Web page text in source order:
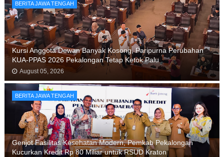
BERITA JAWA TENGAH
Kursi Anggota Dewan Banyak Kosong, Paripurna Perubahan
KUA-PPAS 2026 Pekalongan Tetap Ketok Palu
August 05, 2026
BERITA JAWA TENGAH
Genjot Fasilitas Kesehatan Modern, Pemkab Pekalongan
Kucurkan Kredit Rp 80 Miliar untuk RSUD Kraton